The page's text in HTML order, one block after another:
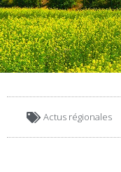
Actus régionales